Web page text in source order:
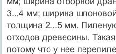
3...4 мм; ширина
толщина 2...5 мм.
отходов древесины.
потому что у нее